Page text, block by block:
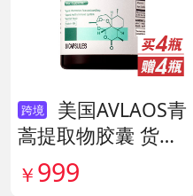
跨境
美国AVLAOS青
蒿提取物胶囊 货号
140567
￥ 999